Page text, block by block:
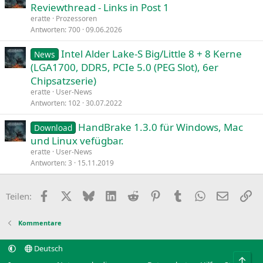
Reviewthread - Links in Post 1
eratte
Prozessoren
Antworten 700 09.06.2026
News Intel Alder Lake-S Big/Little 8 + 8 Kerne
(LGA1700, DDR5, PCIe 5.0 (PEG Slot), 6er
Chipsatzserie)
eratte
User-News
Antworten 102 30.07.2022
Download HandBrake 1.3.0 für Windows, Mac
und Linux vefügbar.
eratte
User-News
Antworten 3 15.11.2019
Teilen: Facebook BlueskyLinkedIn
Reddit PinterestTumblr WhatsApp
E-Mail
Kommentare
Deutsch